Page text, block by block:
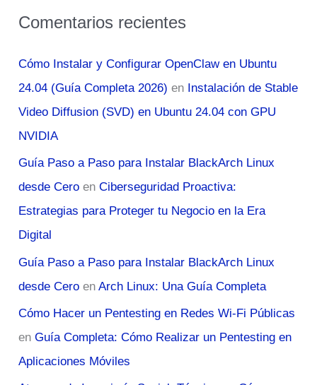
Comentarios recientes
Cómo Instalar y Configurar OpenClaw en Ubuntu
24.04 (Guía Completa 2026) en Instalación de Stable
Video Diffusion (SVD) en Ubuntu 24.04 con GPU
NVIDIA
Guía Paso a Paso para Instalar BlackArch Linux
desde Cero enCiberseguridad Proactiva:
Estrategias para Proteger tu Negocio en la Era
Digital
Guía Paso a Paso para Instalar BlackArch Linux
desde Cero enArch Linux: Una Guía Completa
Cómo Hacer un Pentesting en Redes Wi-Fi Públicas
enGuía Completa: Cómo Realizar un Pentesting en
Aplicaciones Móviles